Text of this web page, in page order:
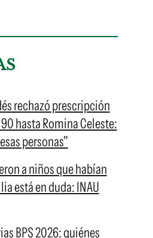
rechazó prescripción
hasta Romina Celeste:
personas"
a niños que habían
está en duda: INAU
BPS 2026: quiénes